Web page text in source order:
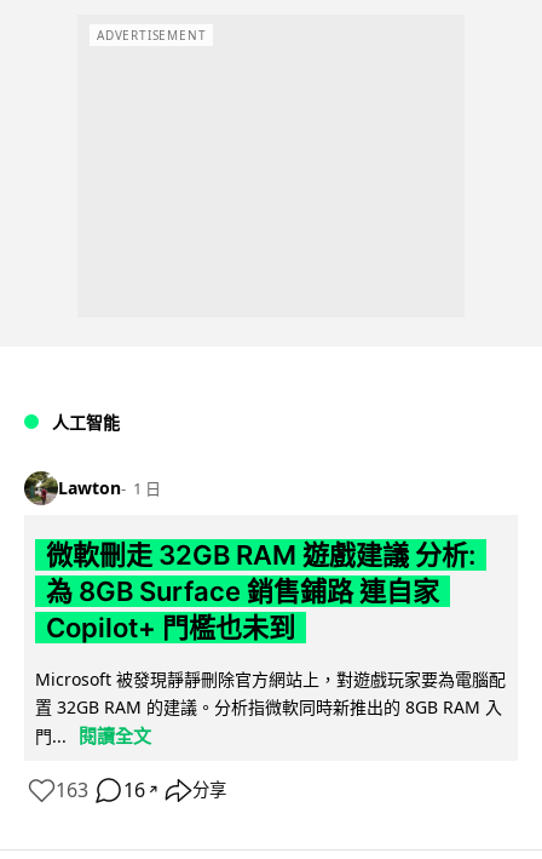
ADVERTISEMENT
人工智能
Lawton 1 日
微軟刪走 32GB RAM 遊戲建議 分析:
為 8GB Surface 銷售鋪路 連自家
Copilot+ 門檻也未到
Microsoft 被發現靜靜刪除官方網站上，對遊戲玩家要為電腦配
置 32GB RAM 的建議。分析指微軟同時新推出的 8GB RAM 入
門...
閱讀全文
163 16 ↗ 分享